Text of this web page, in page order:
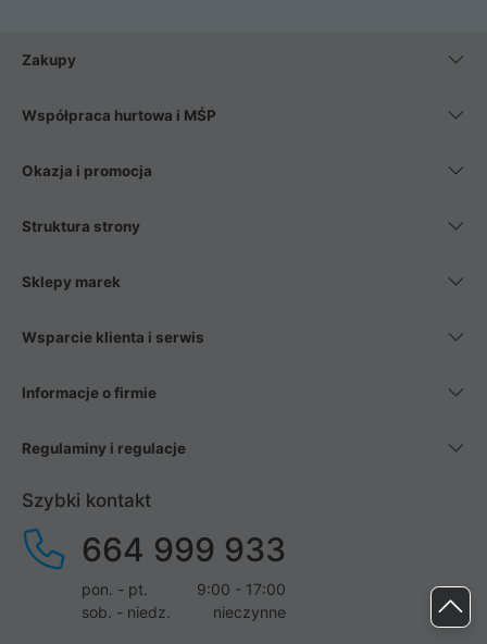
Zakupy
Współpraca hurtowa i MŚP
Okazja i promocja
Struktura strony
Sklepy marek
Wsparcie klienta i serwis
Informacje o firmie
Regulaminy i regulacje
Szybki kontakt
664 999 933
pon. - pt.
9:00 - 17:00
sob. - niedz.
nieczynne